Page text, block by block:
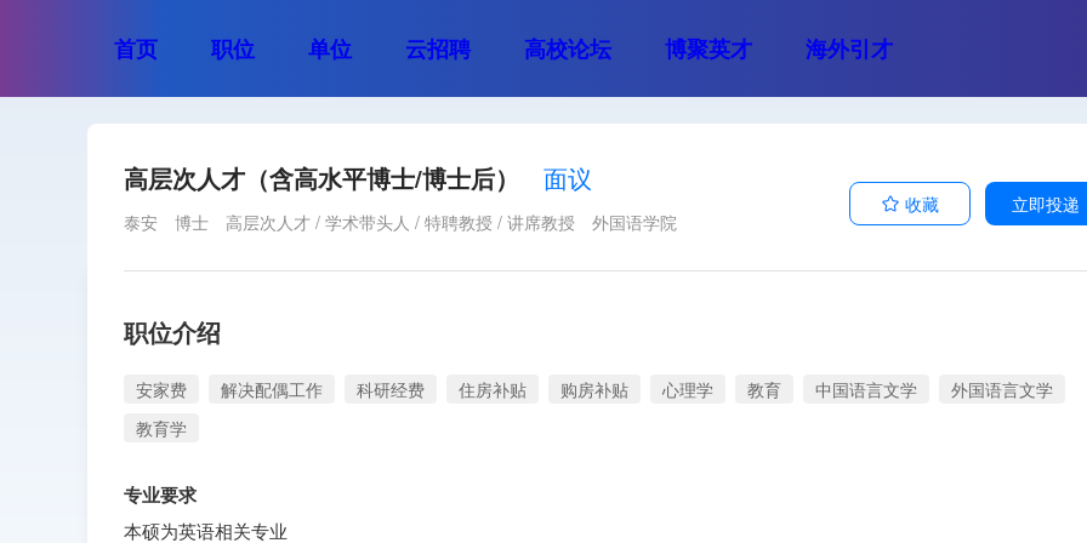
首页 职位 单位 云招聘 高校论坛 博聚英才 海外引才
高层次人才（含高水平博士/博士后） 面议
泰安 博士 高层次人才 / 学术带头人 / 特聘教授 / 讲席教授 外国语学院
收藏 立即投递
职位介绍
安家费 解决配偶工作 科研经费 住房补贴 购房补贴 心理学 教育 中国语言文学
外国语言文学
教育学
专业要求
本硕为英语相关专业